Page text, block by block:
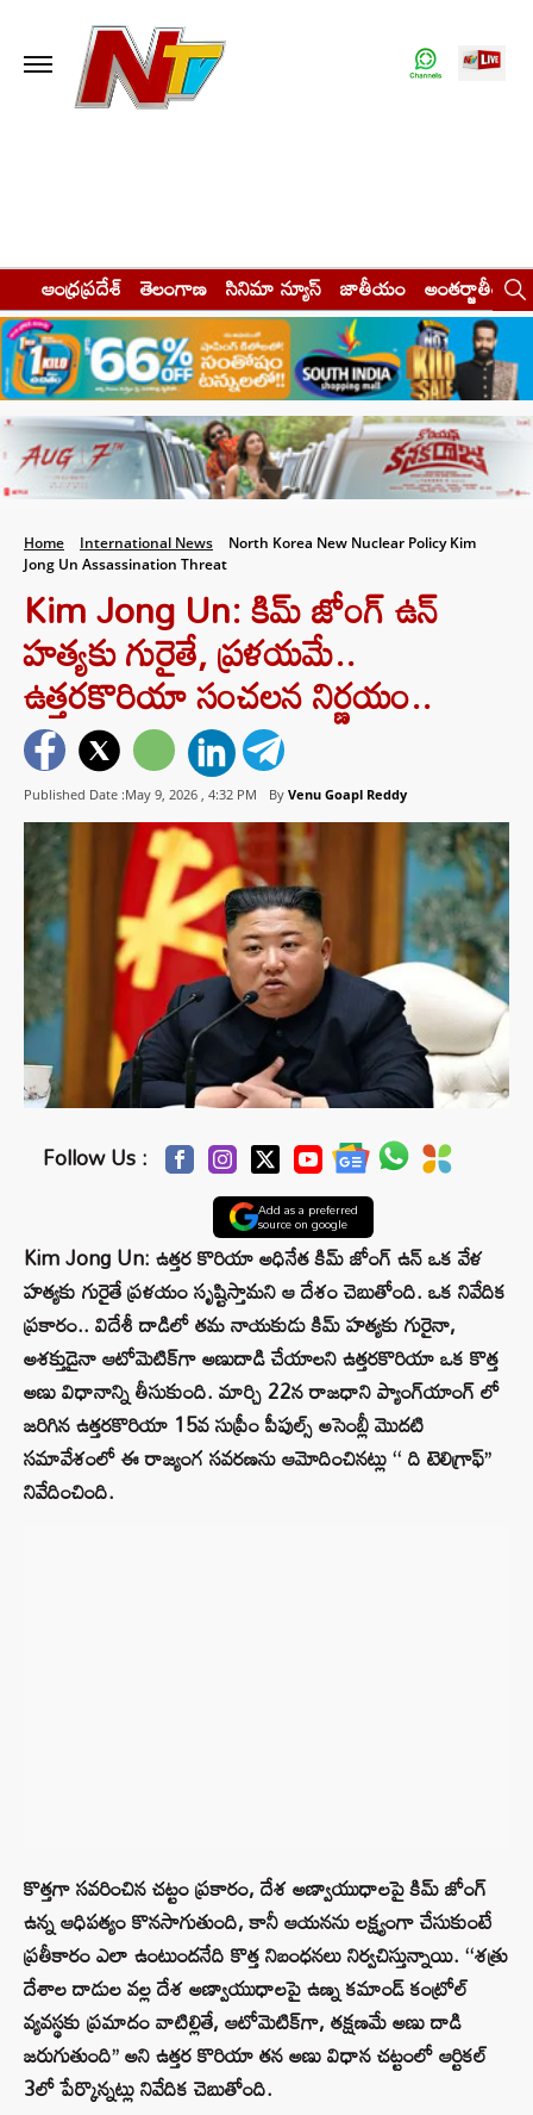
ఆంధ్రప్రదేశ్ తెలంగాణ సినిమా న్యూస్ జాతీయం అంతర్జాతీయం
Home International News
North Korea New Nuclear Policy Kim
Jong Un Assassination Threat
Kim Jong Un: కిమ్ జోంగ్ ఉన్
హత్యకు గురైతే, ప్రళయమే..
ఉత్తరకొరియా సంచలన నిర్ణయం..
Published Date :May 9, 2026 , 4:32 PM By Venu Goapl Reddy
Follow Us :
Add as a preferred
source on google
Kim Jong Un: ఉత్తర కొరియా అధినేత కిమ్ జోంగ్ ఉన్ ఒక వేళ
హత్యకు గురైతే ప్రళయం సృష్టిస్తామని ఆ దేశం చెబుతోంది. ఒక నివేదిక
ప్రకారం.. విదేశీ దాడిలో తమ నాయకుడు కిమ్ హత్యకు గురైనా,
అశక్తుడైనా ఆటోమెటిక్‌గా అణుదాడి చేయాలని ఉత్తరకొరియా ఒక కొత్త
అణు విధానాన్ని తీసుకుంది. మార్చి 22న రాజధాని ప్యాంగ్‌యాంగ్ లో
జరిగిన ఉత్తరకొరియా 15వ సుప్రీం పీపుల్స్ అసెంబ్లీ మొదటి
సమావేశంలో ఈ రాజ్యంగ సవరణను ఆమోదించినట్లు ‘‘ ది టెలిగ్రాఫ్’’
నివేదించింది.
కొత్తగా సవరించిన చట్టం ప్రకారం, దేశ అణ్వాయుధాలపై కిమ్ జోంగ్
ఉన్న ఆధిపత్యం కొనసాగుతుంది, కానీ ఆయనను లక్ష్యంగా చేసుకుంటే
ప్రతీకారం ఎలా ఉంటుందనేది కొత్త నిబంధనలు నిర్వచిస్తున్నాయి. ‘‘శత్రు
దేశాల దాడుల వల్ల దేశ అణ్వాయుధాలపై ఉణ్న కమాండ్ కంట్రోల్
వ్యవస్థకు ప్రమాదం వాటిల్లితే, ఆటోమెటిక్‌గా, తక్షణమే అణు దాడి
జరుగుతుంది’’ అని ఉత్తర కొరియా తన అణు విధాన చట్టంలో ఆర్టికల్
3లో పేర్కొన్నట్లు నివేదిక చెబుతోంది.